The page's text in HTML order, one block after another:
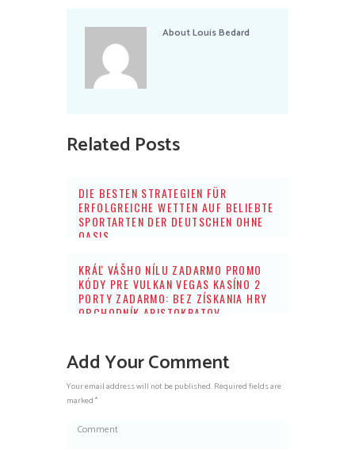
AboutLouis Bedard
Related Posts
DIE BESTEN STRATEGIEN FÜR
ERFOLGREICHE WETTEN AUF BELIEBTE
SPORTARTEN DER DEUTSCHEN OHNE
OASIS
KRÁĽ VÁŠHO NÍLU ZADARMO PROMO
KÓDY PRE VULKAN VEGAS KASÍNO 2
PORTY ZADARMO: BEZ ZÍSKANIA HRY
OBCHODNÍK ARISTOKRATOV
Add Your Comment
Your email address will not be published. Required fields are
marked *